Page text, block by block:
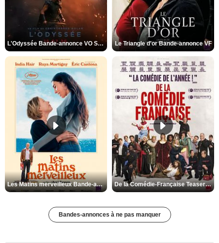
L'Odyssée Bande-annonce VO STFR Le Triangle d'or Bande-annonce VF
Les Matins merveilleux Bande-annonce VF De la Comédie-Française Teaser VF
Bandes-annonces à ne pas manquer